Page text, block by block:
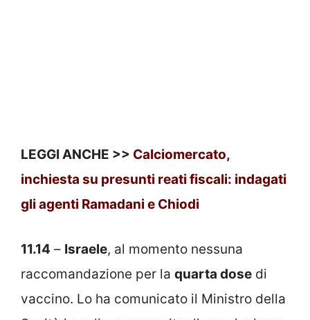
LEGGI ANCHE >> Calciomercato,
inchiesta su presunti reati fiscali: indagati
gli agenti Ramadani e Chiodi
11.14 – Israele, al momento nessuna
raccomandazione per la quarta dose di
vaccino. Lo ha comunicato il Ministro della